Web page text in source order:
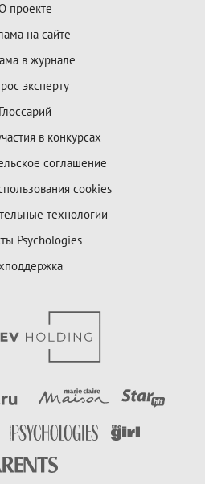
проекте
на сайте
в журнале
эксперту
Глоссарий
в конкурсах
соглашение
cookies
технологии
Psychologies